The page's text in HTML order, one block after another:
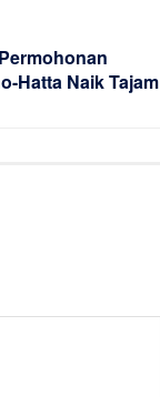
Hatta Naik Tajam